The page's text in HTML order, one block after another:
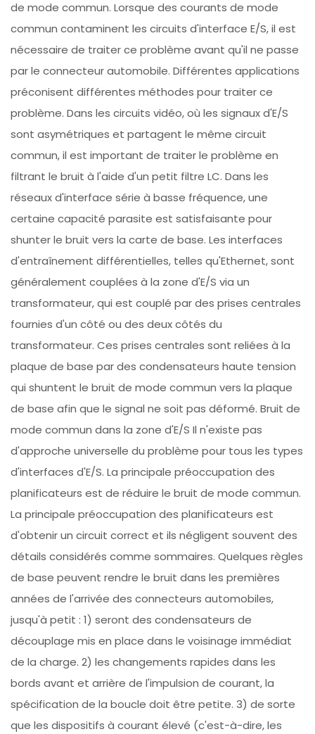
de mode commun. Lorsque des courants de mode
commun contaminent les circuits d'interface E/S, il est
nécessaire de traiter ce problème avant qu'il ne passe
par le connecteur automobile. Différentes applications
préconisent différentes méthodes pour traiter ce
problème. Dans les circuits vidéo, où les signaux d'E/S
sont asymétriques et partagent le même circuit
commun, il est important de traiter le problème en
filtrant le bruit à l'aide d'un petit filtre LC. Dans les
réseaux d'interface série à basse fréquence, une
certaine capacité parasite est satisfaisante pour
shunter le bruit vers la carte de base. Les interfaces
d'entraînement différentielles, telles qu'Ethernet, sont
généralement couplées à la zone d'E/S via un
transformateur, qui est couplé par des prises centrales
fournies d'un côté ou des deux côtés du
transformateur. Ces prises centrales sont reliées à la
plaque de base par des condensateurs haute tension
qui shuntent le bruit de mode commun vers la plaque
de base afin que le signal ne soit pas déformé. Bruit de
mode commun dans la zone d'E/S Il n'existe pas
d'approche universelle du problème pour tous les types
d'interfaces d'E/S. La principale préoccupation des
planificateurs est de réduire le bruit de mode commun.
La principale préoccupation des planificateurs est
d'obtenir un circuit correct et ils négligent souvent des
détails considérés comme sommaires. Quelques règles
de base peuvent rendre le bruit dans les premières
années de l'arrivée des connecteurs automobiles,
jusqu'à petit : 1) seront des condensateurs de
découplage mis en place dans le voisinage immédiat
de la charge. 2) les changements rapides dans les
bords avant et arrière de l'impulsion de courant, la
spécification de la boucle doit être petite. 3) de sorte
que les dispositifs à courant élevé (c'est-à-dire, les